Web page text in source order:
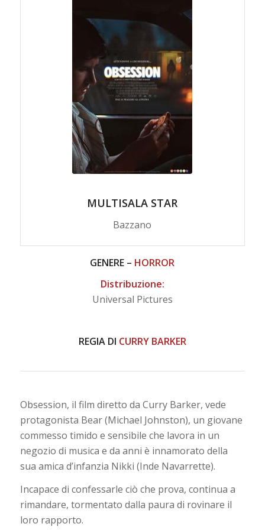
MULTISALA STAR
Bazzano
GENERE – HORROR
Distribuzione:
Universal Pictures
REGIA DI CURRY BARKER
Obsession, il film diretto da Curry Barker, vede
protagonista Bear (Michael Johnston), un giovane
commesso timido e sensibile che lavora in un
negozio di musica e da anni è innamorato della
sua amica d’infanzia Nikki (Inde Navarrette).
Incapace di confessarle ciò che prova, continua a
rimandare, tormentato dalla paura di rovinare il
loro rapporto.